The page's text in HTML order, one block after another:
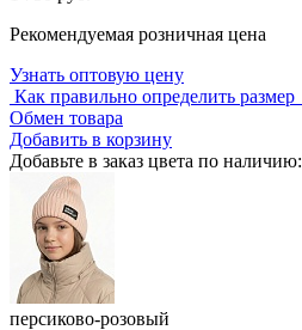
Рекомендуемая розничная цена
Узнать оптовую цену
Как правильно определить размер
Обмен товара
Добавить в корзину
Добавьте в заказ цвета по наличию:
персиково-розовый